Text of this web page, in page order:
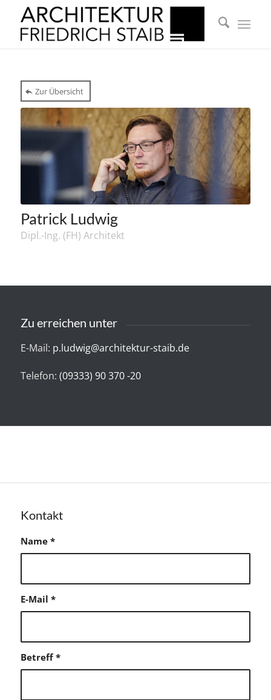
Zur Übersicht
Patrick Ludwig
Dipl.-Ing. (FH) Architekt
Zu erreichen unter
E-Mail: p.ludwig@architektur-staib.de
Telefon: (09333) 90 370 -20
Kontakt
Name *
E-Mail *
Betreff*